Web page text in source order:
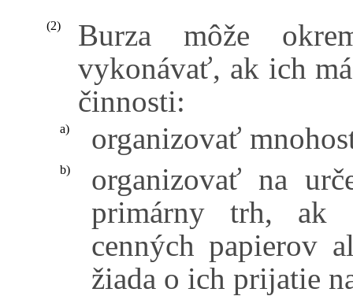
(2)
Burza môže
vykonávať, ak ich
činnosti:
a) organizovať
b)
organizovať na
primárny trh, ak
cenných papierov
žiada o ich prijatie